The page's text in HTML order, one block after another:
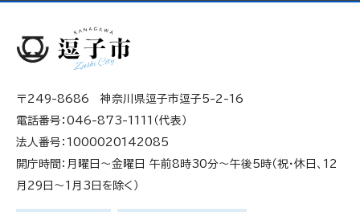
〒249-8686 神奈川県逗子市逗子5-2-16
電話番号：046-873-1111（代表）
法人番号：1000020142085
開庁時間：月曜日～金曜日 午前8時30分～午後5時（祝・休日、12
月29日～1月3日を除く）